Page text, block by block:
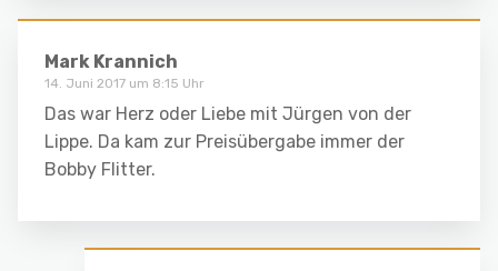
Mark Krannich
14. Juni 2017 um 8:15 Uhr
Das war Herz oder Liebe mit Jürgen von der
Lippe. Da kam zur Preisübergabe immer der
Bobby Flitter.